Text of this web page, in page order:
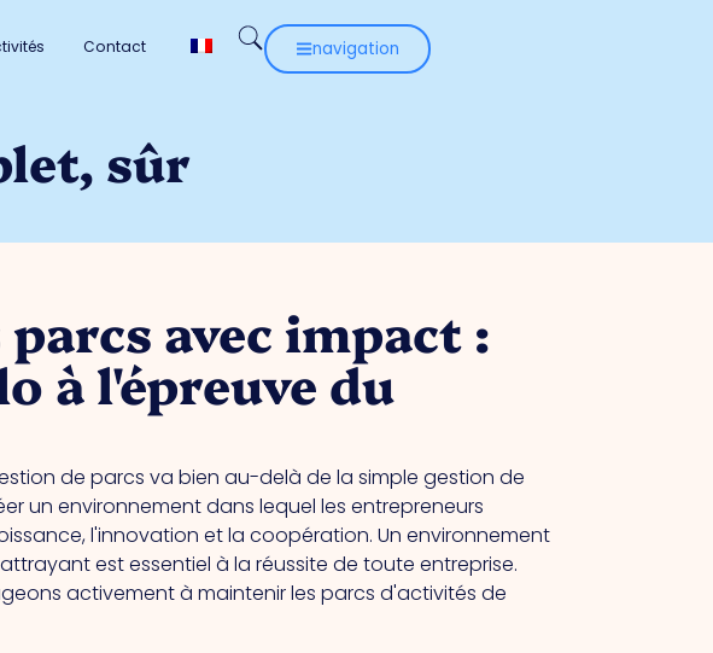
Contact navigation
sûr
avec impact :
à l'épreuve du
de parcs va bien au-delà de la simple gestion de
un environnement dans lequel les entrepreneurs
l'innovation et la coopération. Un environnement
est essentiel à la réussite de toute entreprise.
activement à maintenir les parcs d'activités de